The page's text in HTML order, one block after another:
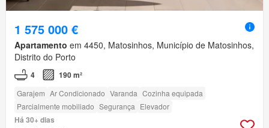
1 575 000 €
Apartamento em 4450, Matosinhos, Município de Matosinhos,
Distrito do Porto
4 190 m²
Garajem Ar Condicionado Varanda Cozinha equipada
Parcialmente mobiliado Segurança Elevador
Há 30+ dias